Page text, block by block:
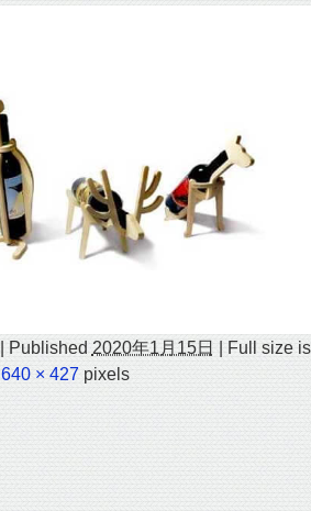
Published 2020年1月15日
Full size is
640 × 427 pixels